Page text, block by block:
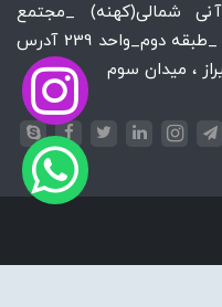
شمالی(کهنه) _مجتمع
تخصصی برق و الکترونیک زمرد _طبقه دوم_واحد 239 آدرس
، میدان سوم